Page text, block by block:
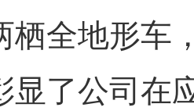
全地形车
显了公司在